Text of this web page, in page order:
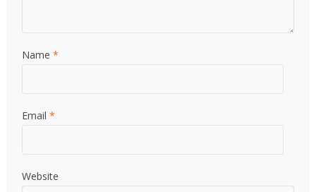
Name *
Email *
Website